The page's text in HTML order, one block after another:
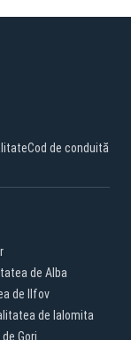
Cod de conduită
de Alba
de Ilfov
de Ialomita
Gorj